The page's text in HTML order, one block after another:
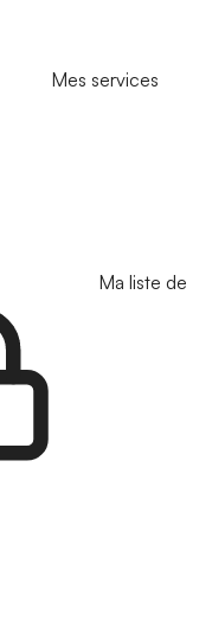
Mes services
Ma liste de